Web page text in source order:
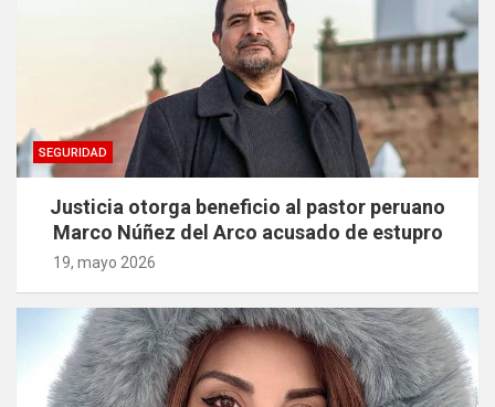
SEGURIDAD
Justicia otorga beneficio al pastor peruano
Marco Núñez del Arco acusado de estupro
19, mayo 2026